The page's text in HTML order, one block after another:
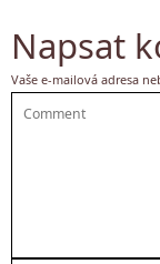
Napsat
Vaše e-mailová adresa